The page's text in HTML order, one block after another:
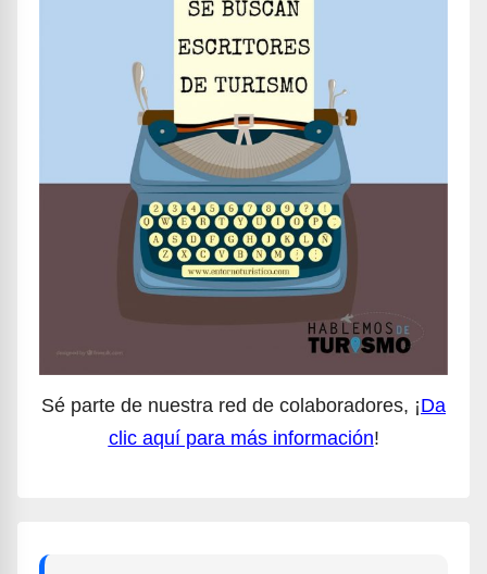
Sé parte de nuestra red de colaboradores, ¡Da
clic aquí para más información!